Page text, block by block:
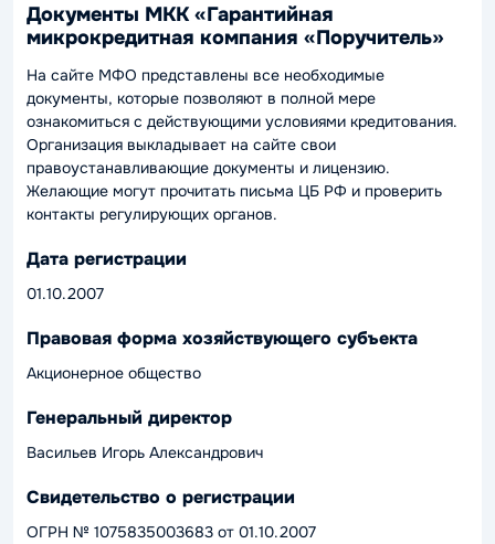
Документы МКК «Гарантийная
микрокредитная компания «Поручитель»
На сайте МФО представлены все необходимые
документы, которые позволяют в полной мере
ознакомиться с действующими условиями кредитования.
Организация выкладывает на сайте свои
правоустанавливающие документы и лицензию.
Желающие могут прочитать письма ЦБ РФ и проверить
контакты регулирующих органов.
Дата регистрации
01.10.2007
Правовая форма хозяйствующего субъекта
Акционерное общество
Генеральный директор
Васильев Игорь Александрович
Свидетельство о регистрации
ОГРН № 1075835003683 от 01.10.2007